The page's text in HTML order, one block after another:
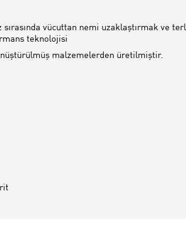
sırasında vücuttan nemi uzaklaştırmak ve
teknolojisi
malzemelerden üretilmiştir.